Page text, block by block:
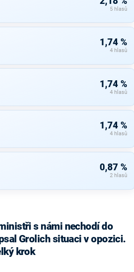
5 hlasů
1,74 %
4 hlasů
1,74 %
4 hlasů
1,74 %
4 hlasů
0,87 %
2 hlasů
s námi nechodí do
Grolich situaci v opozici.
krok